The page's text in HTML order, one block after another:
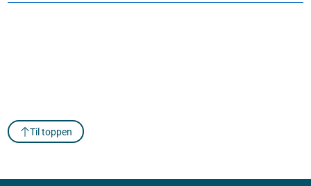
Til toppen